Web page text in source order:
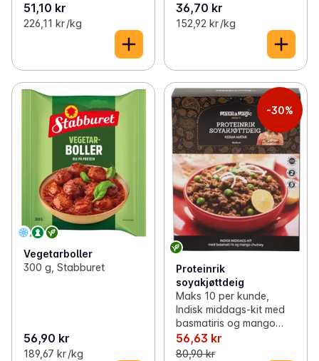
51,10 kr
226,11 kr /kg
36,70 kr
152,92 kr /kg
Vegetarboller
300 g, Stabburet
56,90 kr
189,67 kr /kg
-30%
Proteinrik
soyakjøttdeig
Maks 10 per kunde,
Indisk middags-kit med
basmatiris og mango
chutney, 685 g,
Masalamagic
56,63 kr
80,90 kr